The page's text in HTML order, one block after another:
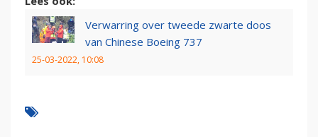
Verwarring over tweede zwarte doos
van Chinese Boeing 737
25-03-2022, 10:08